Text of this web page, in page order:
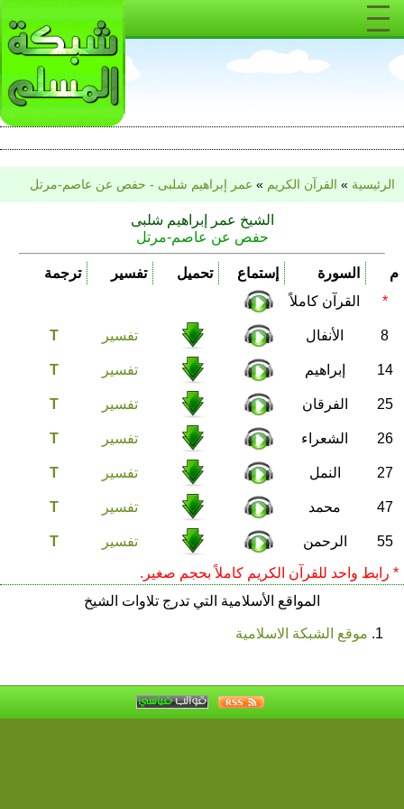
الرئيسية » القرآن الكريم » عمر إبراهيم شلبى - حفص عن عاصم-مرتل
الشيخ عمر إبراهيم شلبى
حفص عن عاصم-مرتل
م السورة إستماع تحميل تفسير
ترجمة
*
القرآن كاملاً
8 الأنفال تفسير T
14 إبراهيم تفسير T
25 الفرقان تفسير T
26 الشعراء تفسير T
27 النمل تفسير T
47 محمد تفسير T
55 الرحمن تفسير
T
* رابط واحد للقرآن الكريم كاملاً بحجم صغير.
المواقع الأسلامية التي تدرج تلاوات الشيخ
موقع الشبكة الاسلامية